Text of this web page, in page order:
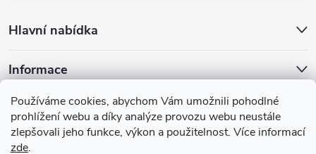
Používáme cookies, abychom Vám umožnili pohodlné
prohlížení webu a díky analýze provozu webu neustále
zlepšovali jeho funkce, výkon a použitelnost. Více informací
zde.
Hlavní nabídka
Informace
Blog